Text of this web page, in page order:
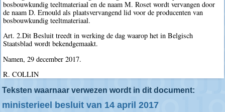
bosbouwkundig teeltmateriaal en de naam M. Roset wordt vervangen door
de naam D. Ernould als plaatsvervangend lid voor de producenten van
bosbouwkundig teeltmateriaal.
Art. 2.Dit Besluit treedt in werking de dag waarop het in Belgisch
Staatsblad wordt bekendgemaakt.
Namen, 29 december 2017.
R. COLLIN
Teksten waarnaar verwezen wordt in dit document:
ministerieel besluit van 14 april 2017